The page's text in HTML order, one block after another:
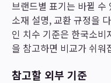
브랜드별 표기는 바뀔 수
소재 설명, 교환 규정을
인 치수 기준은 한국소
을 참고하면 비교가 쉬워
참고할 외부 기준